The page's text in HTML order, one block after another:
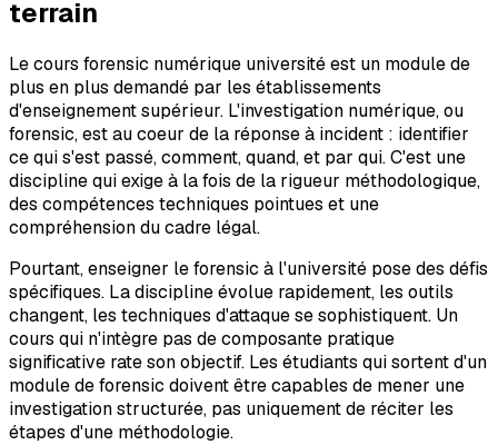
terrain
Le cours forensic numérique université est un module de
plus en plus demandé par les établissements
d'enseignement supérieur. L'investigation numérique, ou
forensic, est au coeur de la réponse à incident : identifier
ce qui s'est passé, comment, quand, et par qui. C'est une
discipline qui exige à la fois de la rigueur méthodologique,
des compétences techniques pointues et une
compréhension du cadre légal.
Pourtant, enseigner le forensic à l'université pose des défis
spécifiques. La discipline évolue rapidement, les outils
changent, les techniques d'attaque se sophistiquent. Un
cours qui n'intègre pas de composante pratique
significative rate son objectif. Les étudiants qui sortent d'un
module de forensic doivent être capables de mener une
investigation structurée, pas uniquement de réciter les
étapes d'une méthodologie.